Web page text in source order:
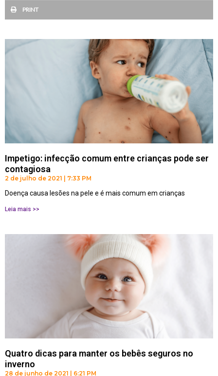
PRINT
Impetigo: infecção comum entre crianças pode ser
contagiosa
2 de julho de 2021 7:33 PM
Doença causa lesões na pele e é mais comum em crianças
Leia mais >>
Quatro dicas para manter os bebês seguros no
inverno
28 de junho de 2021 6:21 PM
Página
PáginaPáginaPágina
Página